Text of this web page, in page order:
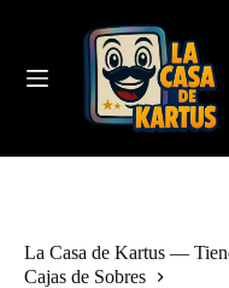
La Casa de Kartus —
Cajas de Sobres